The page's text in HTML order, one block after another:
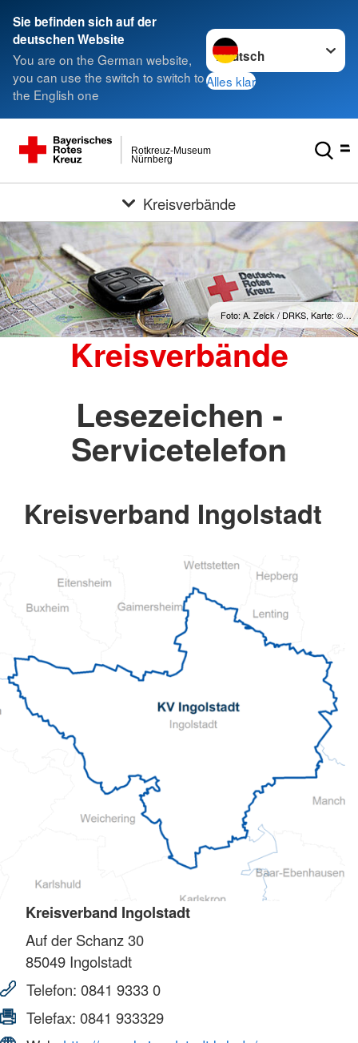
Sie befinden sich auf der
deutschen Website
You are on the German website,
you can use the switch to switch to
the English one
Sprache wechseln zu
Alles klar
Nürnberg
Rotkreuz-Museum
Kreisverbände
Foto: A. Zelck / DRKS, Karte: ©…
Kreisverbände
Lesezeichen -
Servicetelefon
Kreisverband Ingolstadt
Kreisverband Ingolstadt
Auf der Schanz 30
85049 Ingolstadt
Telefon: 0841 9333 0
Telefax: 0841 933329